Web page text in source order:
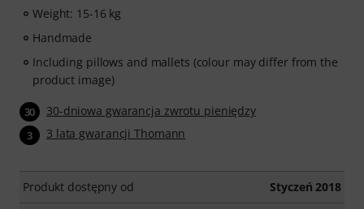
Weight: 15-16 kg
Handmade
Including pillows and mallets (colour may differ from the
product image)
30 30-dniowa gwarancja zwrotu pieniędzy
3 3 lata gwarancji Thomann
Produkt dostępny od Styczeń 2018